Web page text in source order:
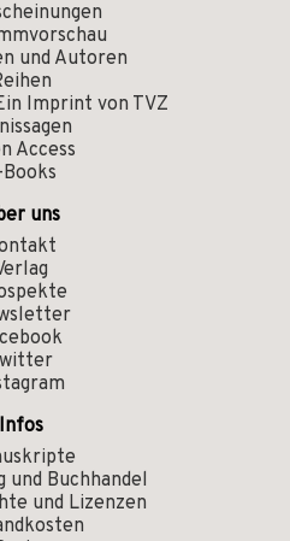
und Autoren
Imprint von TVZ
Access
uns
Infos
und Buchhandel
und Lizenzen